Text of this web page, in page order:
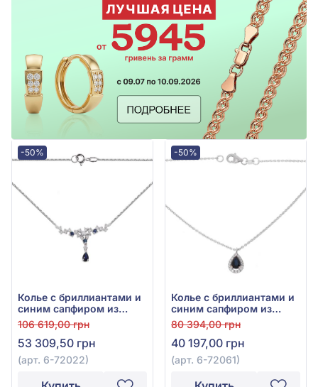
-50%
Колье с бриллиантами и
синим сапфиром из
белого золота 585°, арт.
6-72022
106 619,00 грн
53 309,50 грн
(арт. 6-72022)
-50%
Колье с бриллиантами и
синим сапфиром из
белого золота 585°,
Бриллиант 0,11ct, Синий
Сапфир 0,57ct, арт. 6-
72061
80 394,00 грн
40 197,00 грн
(арт. 6-72061)